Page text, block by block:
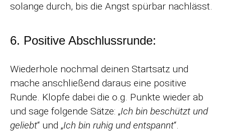
solange durch, bis die Angst spürbar nachlässt.
6. Positive Abschlussrunde:
Wiederhole nochmal deinen Startsatz und
mache anschließend daraus eine positive
Runde. Klopfe dabei die o.g. Punkte wieder ab
und sage folgende Sätze: „Ich bin beschützt und
geliebt“ und „Ich bin ruhig und entspannt“.